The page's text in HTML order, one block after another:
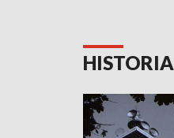
HISTORIA